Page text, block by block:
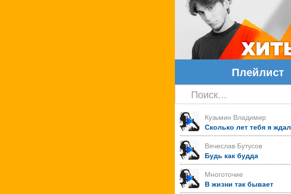
Плейлист
Кузьмин Владимир
Сколько лет тебя я ждал
Вячеслав Бутусов
Будь как будда
Многоточие
В жизни так бывает